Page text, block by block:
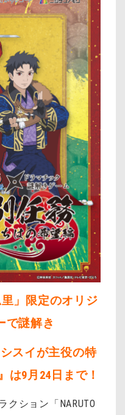
里」限定のオリジ
で謎解き
スイが主役の特
は9月24日まで！
クション「NARUTO